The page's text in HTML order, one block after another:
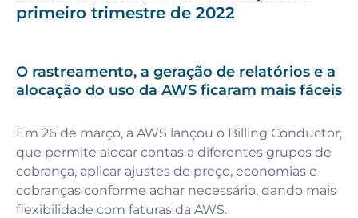
primeiro trimestre de 2022
O rastreamento, a geração de relatórios e a
alocação do uso da AWS ficaram mais fáceis
Em 26 de março, a AWS lançou o Billing Conductor,
que permite alocar contas a diferentes grupos de
cobrança, aplicar ajustes de preço, economias e
cobranças conforme achar necessário, dando mais
flexibilidade com faturas da AWS.